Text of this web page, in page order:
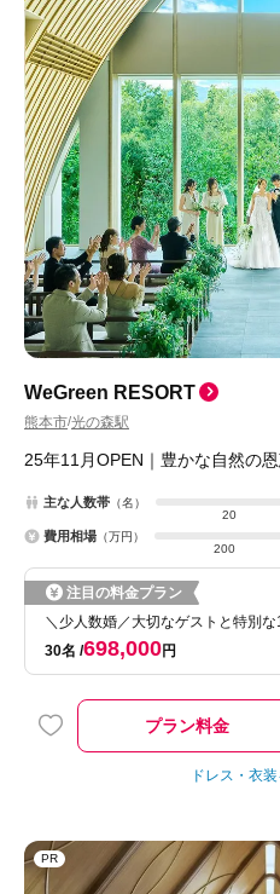
WeGreen RESORT
熊本市/光の森駅
25年11月OPEN｜豊かな自然の
主な人数帯 （名）
20
費用相場 （万円）
200
注目の料金プラン
＼少人数婚／大切なゲストと特別
30名 698,000円
プラン料金
ドレス・衣
PR